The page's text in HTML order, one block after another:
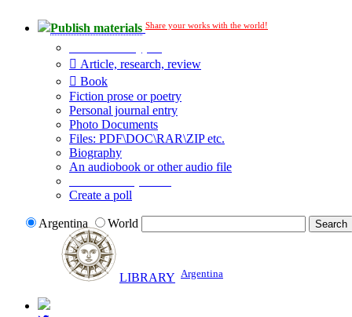
Publish materials Share your works with the world!
Article, research, review
Book
Fiction prose or poetry
Personal journal entry
Photo Documents
Files: PDF\DOC\RAR\ZIP etc.
Biography
An audiobook or other audio file
Create a poll
Argentina World
LIBRARY Argentina